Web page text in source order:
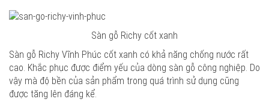
Sàn gỗ Richy cốt xanh
Sàn gỗ Richy Vĩnh Phúc cốt xanh có khả năng chống nước rất
cao. Khắc phục được điểm yếu của dòng sàn gỗ công nghiệp. Do
vậy mà độ bền của sản phẩm trong quá trình sử dụng cũng
được tăng lên đáng kể.